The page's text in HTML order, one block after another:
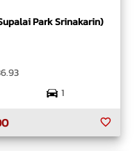
Park Srinakarin)
1